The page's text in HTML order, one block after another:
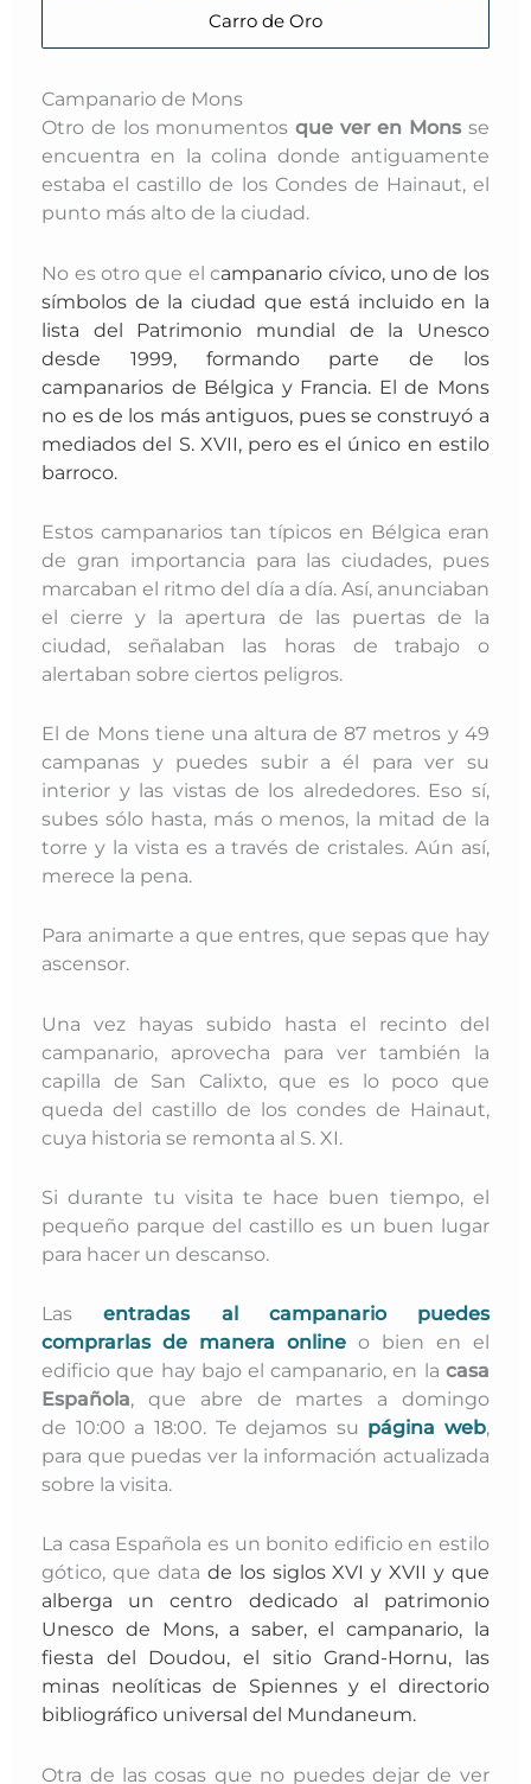
Carro de Oro
Campanario de Mons
Otro de los monumentos que ver en Mons se
encuentra en la colina donde antiguamente
estaba el castillo de los Condes de Hainaut, el
punto más alto de la ciudad.
No es otro que el campanario cívico, uno de los
símbolos de la ciudad que está incluido en la
lista del Patrimonio mundial de la Unesco
desde 1999, formando parte de los
campanarios de Bélgica y Francia. El de Mons
no es de los más antiguos, pues se construyó a
mediados del S. XVII, pero es el único en estilo
barroco.
Estos campanarios tan típicos en Bélgica eran
de gran importancia para las ciudades, pues
marcaban el ritmo del día a día. Así, anunciaban
el cierre y la apertura de las puertas de la
ciudad, señalaban las horas de trabajo o
alertaban sobre ciertos peligros.
El de Mons tiene una altura de 87 metros y 49
campanas y puedes subir a él para ver su
interior y las vistas de los alrededores. Eso sí,
subes sólo hasta, más o menos, la mitad de la
torre y la vista es a través de cristales. Aún así,
merece la pena.
Para animarte a que entres, que sepas que hay
ascensor.
Una vez hayas subido hasta el recinto del
campanario, aprovecha para ver también la
capilla de San Calixto, que es lo poco que
queda del castillo de los condes de Hainaut,
cuya historia se remonta al S. XI.
Si durante tu visita te hace buen tiempo, el
pequeño parque del castillo es un buen lugar
para hacer un descanso.
Lasentradas al campanario puedes
comprarlas de manera online o bien en el
edificio que hay bajo el campanario, en la casa
Española, que abre de martes a domingo
de 10:00 a 18:00. Te dejamos su página web,
para que puedas ver la información actualizada
sobre la visita.
La casa Española es un bonito edificio en estilo
gótico, que data de los siglosXVI y XVII y que
alberga un centro dedicado al patrimonio
Unesco de Mons, a saber, el campanario, la
fiesta del Doudou, el sitio Grand-Hornu, las
minas neolíticas de Spiennes y el directorio
bibliográfico universal del Mundaneum.
Otra de las cosas que no puedes dejar de ver